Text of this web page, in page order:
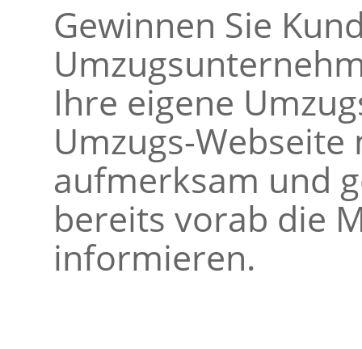
Gewinnen Sie
Ihre eigene
Umzugs-Webseite
aufmerksam und
bereits vorab die
informieren.